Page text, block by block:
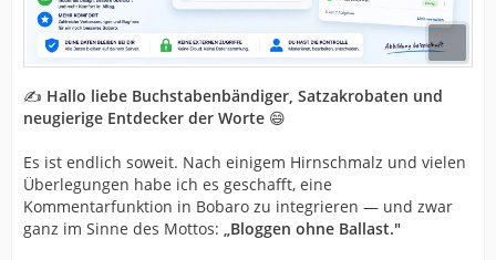
✍️ Hallo liebe Buchstabenbändiger, Satzakrobaten und
neugierige Entdecker der Worte 😄
Es ist endlich soweit. Nach einigem Hirnschmalz und vielen
Überlegungen habe ich es geschafft, eine
Kommentarfunktion in Bobaro zu integrieren — und zwar
ganz im Sinne des Mottos:
„Bloggen ohne Ballast."